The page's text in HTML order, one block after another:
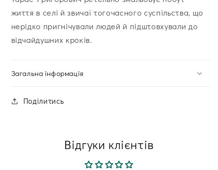
життя в селі й звичаї тогочасного суспільства, що
нерідко пригнічували людей й підштовхували до
відчайдушних кроків.
Загальна інформація
Поділитись
Відгуки клієнтів